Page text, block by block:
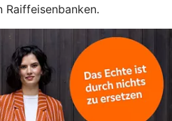
Raiffeisenbanken.